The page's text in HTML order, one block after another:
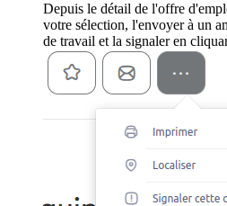
Depuis le détail de l'offre
votre sélection, l'envoyer à un
de travail et la signaler en